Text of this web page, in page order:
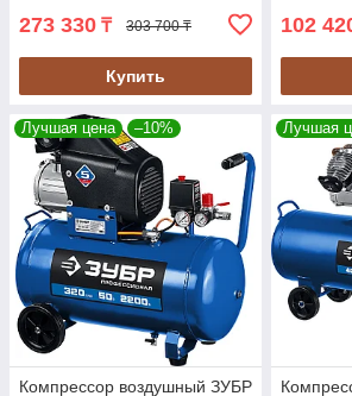
273 330 ₸ 303 700 ₸
Купить
102
Лучшая цена –10%
Компрессор воздушный ЗУБР
Лучшая